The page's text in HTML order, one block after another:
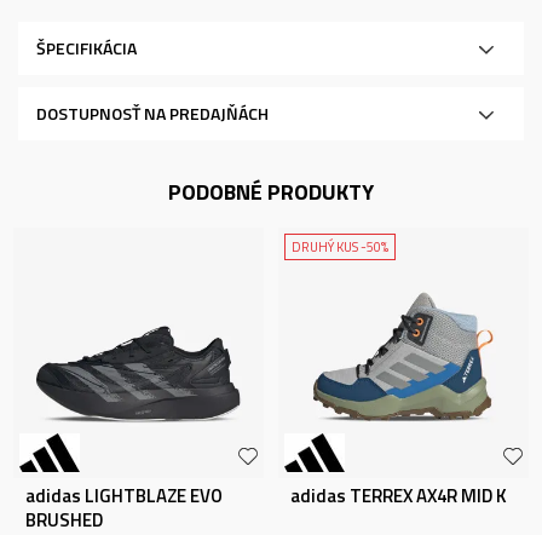
ŠPECIFIKÁCIA
DOSTUPNOSŤ NA PREDAJŇÁCH
PODOBNÉ PRODUKTY
adidas LIGHTBLAZE EVO
BRUSHED
DRUHÝ KUS -50%
adidas TERREX AX4R MID K